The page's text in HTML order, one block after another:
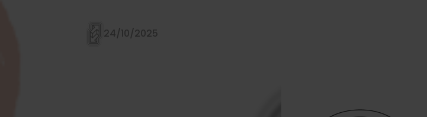
24/10/2025